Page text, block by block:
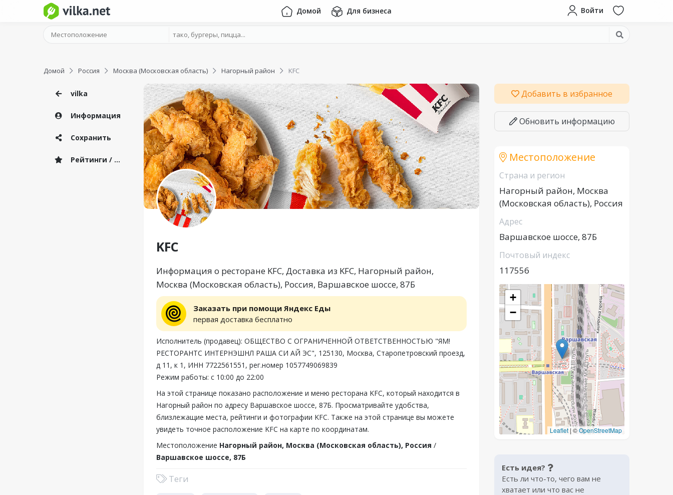
Домой Для бизнеса Войти
Домой Россия Москва (Московская область) Нагорный район KFC
vilka
Информация
Сохранить
Рейтинги / Отзывы
KFC
Информация о ресторане KFC, Доставка из KFC, Нагорный район,
Москва (Московская область), Россия, Варшавское шоссе, 87Б
Заказать при помощи Яндекс Еды
первая доставка бесплатно
Исполнитель (продавец): ОБЩЕСТВО С ОГРАНИЧЕННОЙ ОТВЕТСТВЕННОСТЬЮ "ЯМ!
РЕСТОРАНТС ИНТЕРНЭШНЛ РАША СИ АЙ ЭС", 125130, Москва, Старопетровский проезд,
д 11, к 1, ИНН 7722561551, рег.номер 1057749069839
Режим работы: с 10:00 до 22:00
На этой странице показано расположение и меню ресторана KFC, который находится в
Нагорный район по адресу Варшавское шоссе, 87Б. Просматривайте удобства,
близлежащие места, рейтинги и фотографии KFC. Также на этой странице вы можете
увидеть точное расположение KFC на карте по координатам.
Местоположение Нагорный район, Москва (Московская область), Россия /
Варшавское шоссе, 87Б
Теги
Добавить в избранное
Обновить информацию
Местоположение
Страна и регион
Нагорный район, Москва
(Московская область), Россия
Адрес
Варшавское шоссе, 87Б
Почтовый индекс
117556
+
−
Leaflet | ©OpenStreetMap
Есть идея?
Есть ли что-то, чего вам не
хватает или что вас не